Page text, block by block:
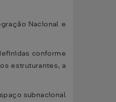
Nacional e
conforme
estruturantes, a
subnacional